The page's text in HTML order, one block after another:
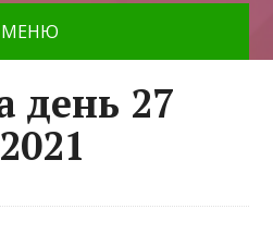
МЕНЮ
день 27